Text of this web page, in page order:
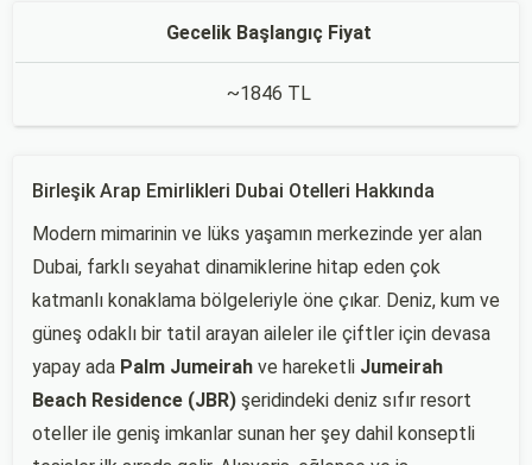
Gecelik Başlangıç Fiyat
~1846 TL
Birleşik Arap Emirlikleri Dubai Otelleri Hakkında
Modern mimarinin ve lüks yaşamın merkezinde yer alan
Dubai, farklı seyahat dinamiklerine hitap eden çok
katmanlı konaklama bölgeleriyle öne çıkar. Deniz, kum ve
güneş odaklı bir tatil arayan aileler ile çiftler için devasa
yapay ada Palm Jumeirah ve hareketli Jumeirah
Beach Residence (JBR) şeridindeki deniz sıfır resort
oteller ile geniş imkanlar sunan her şey dahil konseptli